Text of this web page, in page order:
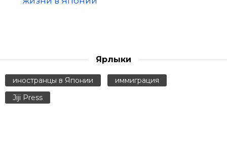
Ярлыки
иностранцы в Японии
иммиграция
Jiji Press